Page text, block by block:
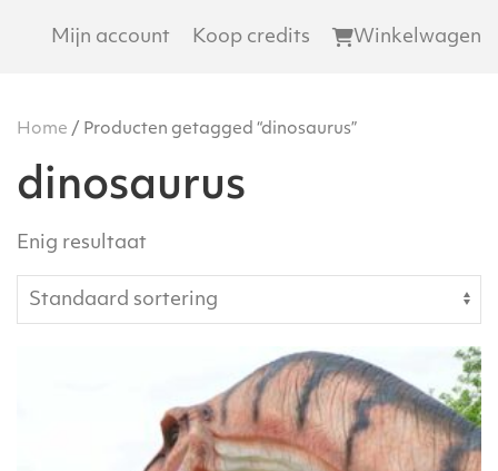
Mijn account Koop credits Winkelwagen
Home / Producten getagged “dinosaurus”
dinosaurus
Enig resultaat